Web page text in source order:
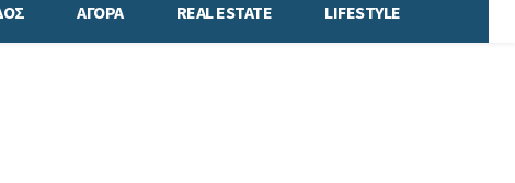
ΑΓΟΡΑ REAL ESTATE LIFESTYLE